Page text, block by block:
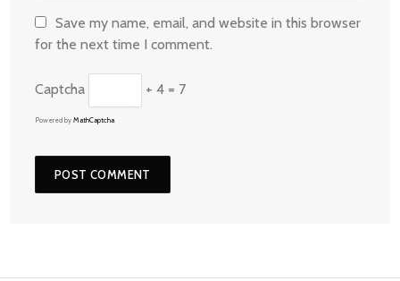
Save my name, email, and website in this browser
for the next time I comment.
Captcha + 4 = 7
Powered by MathCaptcha